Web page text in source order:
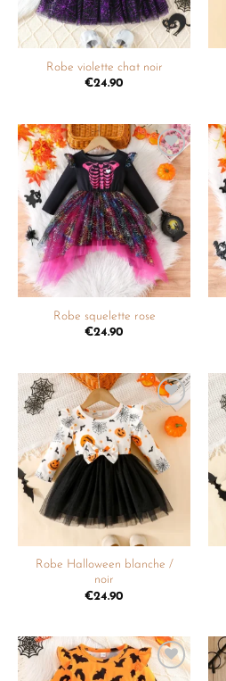
Robe violette chat noir
€24.90
Ajouter
à la
liste de
souhaits
Robe squelette rose
€24.90
Ajouter
à la
liste de
souhaits
Robe Halloween blanche /
noir
€24.90